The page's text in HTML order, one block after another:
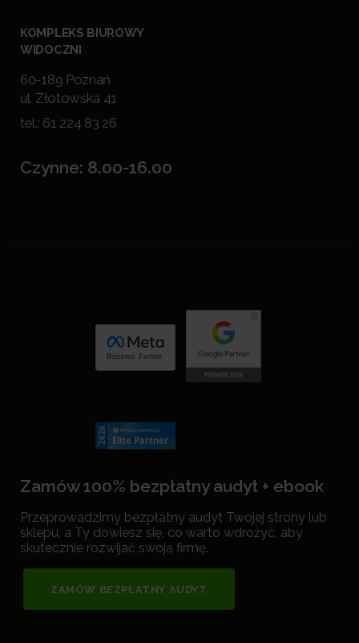
KOMPLEKS BIUROWY
WIDOCZNI
60-189 Poznań
ul. Złotowska 41
tel.: 61 224 83 26
Czynne: 8.00-16.00
Zamów 100% bezpłatny audyt + ebook
Przeprowadzimy bezpłatny audyt Twojej strony lub
sklepu, a Ty dowiesz się, co warto wdrożyć, aby
skutecznie rozwijać swoją firmę.
ZAMÓW BEZPŁATNY AUDYT